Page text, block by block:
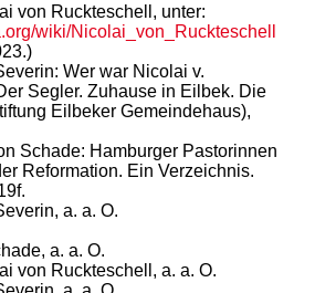
von Ruckteschell, unter:
wiki/Nicolai_von_Ruckteschell
Wer war Nicolai v.
Segler. Zuhause in Eilbek. Die
Eilbeker Gemeindehaus),
Schade: Hamburger Pastorinnen
Reformation. Ein Verzeichnis.
a. a. O.
a. a. O.
von Ruckteschell, a. a. O.